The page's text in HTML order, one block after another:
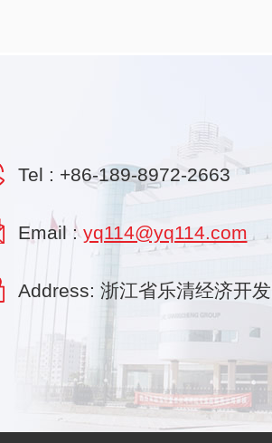
Tel : +86-189-8972-2663
Email :yq114@yq114.com
Address: 浙江省乐清经济开